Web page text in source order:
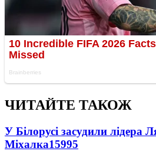
ЧИТАЙТЕ ТАКОЖ
У Білорусі засудили лідера
Міхалка15995